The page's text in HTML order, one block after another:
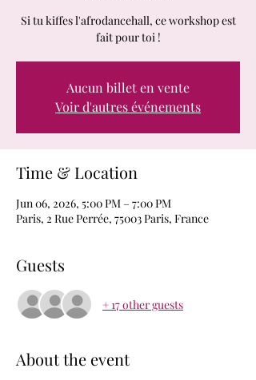
Si tu kiffes l'afrodancehall, ce workshop est
fait pour toi !
Aucun billet en vente
Voir d'autres événements
Time & Location
Jun 06, 2026, 5:00 PM – 7:00 PM
Paris, 2 Rue Perrée, 75003 Paris, France
Guests
+ 17 other guests
About the event